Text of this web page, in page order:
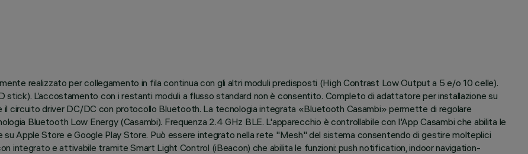
realizzato per collegamento in fila continua con gli altri moduli predisposti (High Contrast Low Output a 5 e/o 10 celle).
L’accostamento con i restanti moduli a flusso standard non è consentito. Completo di adattatore per installazione su
il circuito driver DC/DC con protocollo Bluetooth. La tecnologia integrata «Bluetooth Casambi» permette di regolare
Bluetooth Low Energy (Casambi). Frequenza 2.4 GHz BLE. L'apparecchio è controllabile con l'App Casambi che abilita le
su Apple Store e Google Play Store. Può essere integrato nella rete "Mesh" del sistema consentendo di gestire molteplici
integrato e attivabile tramite Smart Light Control (iBeacon) che abilita le funzioni: push notification, indoor navigation-